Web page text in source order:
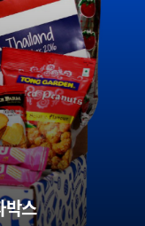
박스